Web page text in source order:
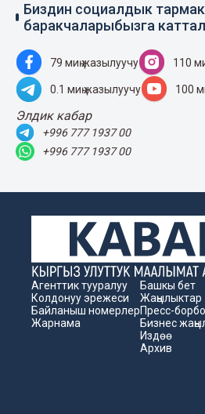
Биздин социалдык
баракчаларыбызга
79 миң жазылуучу 110
0.1 миң жазылуучу 100
Элдик кабар
+996 777 1937 00
+996 777 1937 00
Агенттик тууралуу
Колдонуу эрежеси
Байланыш номерлер
Жарнама
Башкы бет
Жаңылыктар
Пресс-
Бизнес
Издөө
Архив